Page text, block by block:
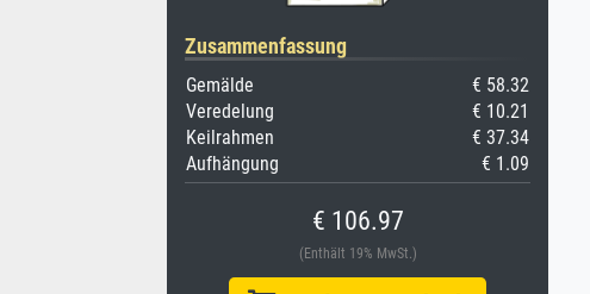
Zusammenfassung
Gemälde
€ 58.32
Veredelung
€ 10.21
Keilrahmen
€ 37.34
Aufhängung
€ 1.09
€ 106.97
(Enthält 19% MwSt.)